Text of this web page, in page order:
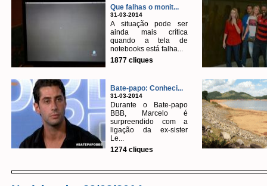
Que falhas o monit...
31-03-2014
A situação pode ser
ainda mais crítica
quando a tela de
notebooks está falha...
1877 cliques
Bate-papo: Conheci...
31-03-2014
Durante o Bate-papo
BBB, Marcelo é
surpreendido com a
ligação da ex-sister
Le...
1274 cliques